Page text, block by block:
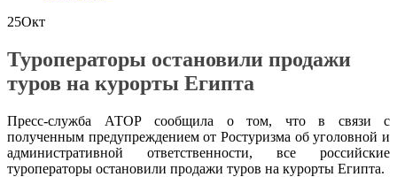
25Окт
Туроператоры остановили продажи
туров на курорты Египта
Пресс-служба АТОР сообщила о том, что в связи с
полученным предупреждением от Ростуризма об уголовной и
административной ответственности, все российские
туроператоры остановили продажи туров на курорты Египта.